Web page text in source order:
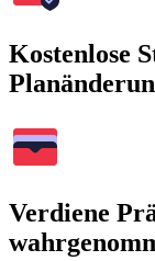
Kostenlose
Verdiene